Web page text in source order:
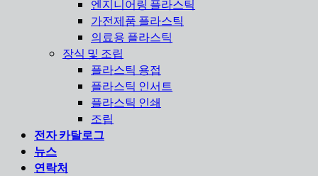
엔지니어링 플라스틱
가전제품 플라스틱
의료용 플라스틱
장식 및 조립
플라스틱 용접
플라스틱 인서트
플라스틱 인쇄
조립
전자 카탈로그
뉴스
연락처